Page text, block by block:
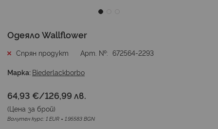
Преминете
към
началото
галерия
снимки
Одеяло Wallflower
Спрян продукт Арт. № 672564-2293
Марка: Biederlackborbo
64,93 €/126,99 лв.
(Цена за брой)
Валутен курс: 1 EUR = 1.95583 BGN